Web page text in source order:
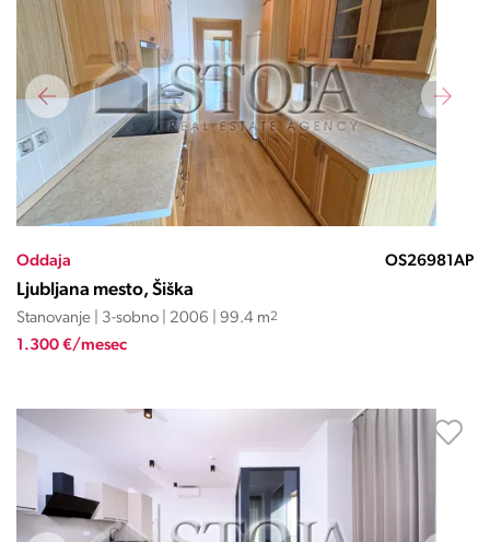
Oddaja OS26981AP
Ljubljana mesto, Šiška
Stanovanje | 3-sobno | 2006 | 99.4 m2
1.300 €/mesec